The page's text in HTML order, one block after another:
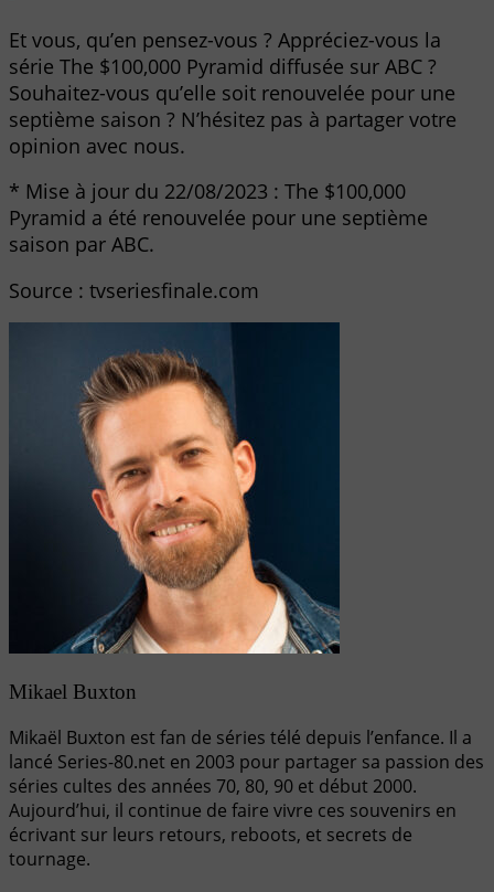
Et vous, qu’en pensez-vous ? Appréciez-vous la
série The $100,000 Pyramid diffusée sur ABC ?
Souhaitez-vous qu’elle soit renouvelée pour une
septième saison ? N’hésitez pas à partager votre
opinion avec nous.
* Mise à jour du 22/08/2023 : The $100,000
Pyramid a été renouvelée pour une septième
saison par ABC.
Source : tvseriesfinale.com
Mikael Buxton
Mikaël Buxton est fan de séries télé depuis l’enfance. Il a
lancé Series-80.net en 2003 pour partager sa passion des
séries cultes des années 70, 80, 90 et début 2000.
Aujourd’hui, il continue de faire vivre ces souvenirs en
écrivant sur leurs retours, reboots, et secrets de
tournage.